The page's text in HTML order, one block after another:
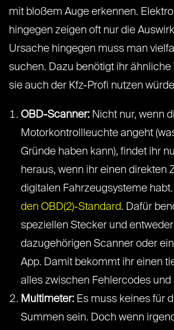
mit bloßem Auge erkennen.
hingegen zeigen oft nur die
Ursache hingegen muss man
suchen. Dazu benötigt ihr ähnliche
sie auch der Kfz-Profi nutzen
OBD-Scanner: Nicht nur, wenn
Motorkontrollleuchte angeht
Gründe haben kann), findet ihr
heraus, wenn ihr einen direkten
digitalen Fahrzeugsysteme
den OBD(2)-Standard. Dafür
speziellen Stecker und
dazugehörigen Scanner oder
App. Damit bekommt ihr einen
alles zwischen Fehlercodes und
Multimeter: Es muss keines für
Summen sein. Doch wenn